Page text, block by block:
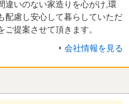
違いのない家造りを心がけ,環
配慮し安心して暮らしていただ
ご提案させて頂きます。
会社情報を見る